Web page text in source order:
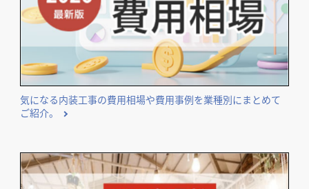
気になる内装工事の費用相場や費用事例を業種別にまとめて
ご紹介。